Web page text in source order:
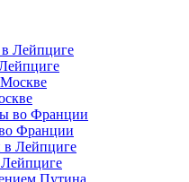
Франции